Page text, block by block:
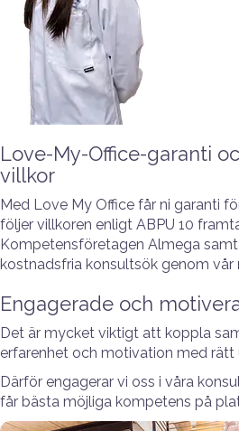
Love-My-Office-garanti
villkor
Med Love My Office får ni garanti
följer villkoren enligt ABPU 10
Kompetensföretagen Almega
kostnadsfria konsultsök genom vår
Engagerade och
Det är mycket viktigt att koppla
erfarenhet och motivation med rätt
Därför engagerar vi oss i våra
får bästa möjliga kompetens på